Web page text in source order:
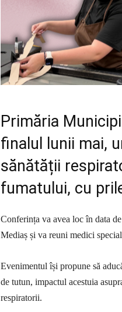
Primăria
finalul lunii mai,
sănătății
fumatului, cu
Conferința va avea loc în data
Mediaș și va reuni medici
Evenimentul își propune să
de tutun, impactul acestuia
respiratorii.